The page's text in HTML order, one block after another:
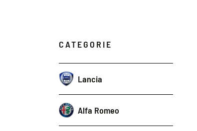
CATEGORIE
Lancia
Alfa Romeo